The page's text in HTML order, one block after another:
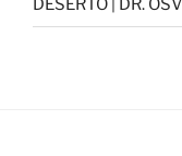
DESERTO | DR.